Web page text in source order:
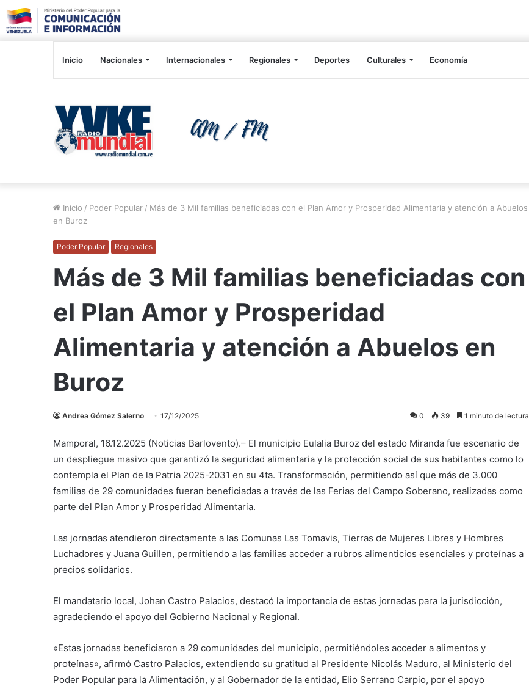
Inicio Nacionales Internacionales Regionales Deportes Culturales Economía
Inicio / Poder Popular / Más de 3 Mil familias beneficiadas con el Plan Amor y Prosperidad Alimentaria y atención a Abuelos
en Buroz
Poder Popular Regionales
Más de 3 Mil familias beneficiadas con
el Plan Amor y Prosperidad
Alimentaria y atención a Abuelos en
Buroz
Andrea Gómez Salerno 17/12/2025 0 39 1 minuto de lectura
Mamporal, 16.12.2025 (Noticias Barlovento).– El municipio Eulalia Buroz del estado Miranda fue escenario de
un despliegue masivo que garantizó la seguridad alimentaria y la protección social de sus habitantes como lo
contempla el Plan de la Patria 2025-2031 en su 4ta. Transformación, permitiendo así que más de 3.000
familias de 29 comunidades fueran beneficiadas a través de las Ferias del Campo Soberano, realizadas como
parte del Plan Amor y Prosperidad Alimentaria.
Las jornadas atendieron directamente a las Comunas Las Tomavis, Tierras de Mujeres Libres y Hombres
Luchadores y Juana Guillen, permitiendo a las familias acceder a rubros alimenticios esenciales y proteínas a
precios solidarios.
El mandatario local, Johan Castro Palacios, destacó la importancia de estas jornadas para la jurisdicción,
agradeciendo el apoyo del Gobierno Nacional y Regional.
«Estas jornadas beneficiaron a 29 comunidades del municipio, permitiéndoles acceder a alimentos y
proteínas», afirmó Castro Palacios, extendiendo su gratitud al Presidente Nicolás Maduro, al Ministerio del
Poder Popular para la Alimentación, y al Gobernador de la entidad, Elio Serrano Carpio, por el apoyo